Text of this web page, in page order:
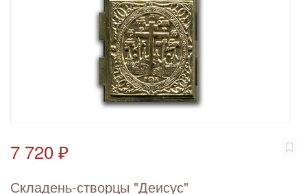
7 720 ₽
Складень-створцы "Деисус"